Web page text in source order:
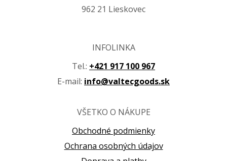
962 21 Lieskovec
INFOLINKA
Tel.: +421 917 100 967
E-mail: info@valtecgoods.sk
VŠETKO O NÁKUPE
Obchodné podmienky
Ochrana osobných údajov